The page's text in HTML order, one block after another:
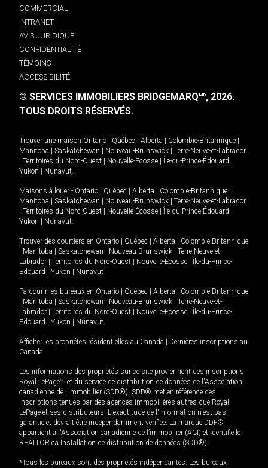
COMMERCIAL
INTRANET
AVIS JURIDIQUE
CONFIDENTIALITÉ
TÉMOINS
ACCESSIBILITÉ
© SERVICES IMMOBILIERS BRIDGEMARQMD, 2026.
TOUS DROITS RÉSERVÉS.
Trouver une maison Ontario Québec Alberta Colombie-Britannique
Manitoba
Saskatchewan Nouveau-Brunswick
Terre-Neuve-et-Labrador
Territoires du Nord-Ouest Nouvelle-Écosse Île-du-Prince-Édouard
Yukon
Nunavut.
Maisons à louer - Ontario Québec Alberta Colombie-Britannique
Manitoba
Saskatchewan Nouveau-Brunswick
Terre-Neuve-et-Labrador
Territoires du Nord-Ouest Nouvelle-Écosse Île-du-Prince-Édouard
Yukon
Nunavut.
Trouver des courtiers en Ontario Québec Alberta
Colombie-Britannique
Manitoba Saskatchewan Nouveau-Brunswick
Terre-Neuve-et-
Labrador
Territoires du Nord-Ouest Nouvelle-Écosse
Île-du-Prince-
Édouard
Yukon Nunavut
Parcourir les bureaux en Ontario Québec Alberta
Colombie-Britannique
Manitoba Saskatchewan Nouveau-Brunswick
Terre-Neuve-et-
Labrador
Territoires du Nord-Ouest Nouvelle-Écosse
Île-du-Prince-
Édouard
Yukon Nunavut
Afficher les propriétés résidentielles au Canada
Dernières inscriptions au
Canada
Les informations des propriétés sur ce site proviennent des inscriptions
Royal LePageMD et du service de distribution de données de l'Association
canadienne de l’immobilier (SDD®). SDD® met en référence des
inscriptions tenues par des agences immobilières autres que Royal
LePage et ses distributeurs. L'exactitude de l'information n'est pas
garantie et devrait être indépendamment vérifiée. La marque DDF®
appartient à l'Association canadienne de l’immobilier (ACI) et identifie le
REALTOR.ca Installation de distribution de données (SDD®).
*Tous les bureaux sont des propriétés indépendantes. Les bureaux